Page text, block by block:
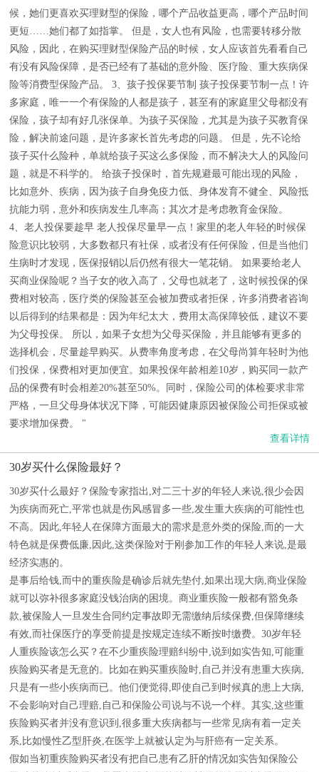
候，她们更喜欢买理财型的保险，哪个产品收益更高，哪个产品时间
更短……她们都了如指掌。 但是，女人也有风险，也需要转移分散
风险，因此，在购买理财型保险产品的时候，女人应该首先看看自己
有没有风险保障，是否已经有了基础的意外险、医疗险、重大疾病保
险等消费型保险产品。 3、孩子投保要节制 孩子投保要节制一点！许
多家庭，唯一一个有保险的人都是孩子，甚至有的家庭里父母都没有
保险，孩子却有好几张保单。为孩子买保险，尤其是为孩子买教育保
险，解决前途问题，是许多家长首先考虑的问题。 但是，先不论给
孩子买什么险种，单就给孩子买这么多保险，而不解决大人的风险问
题，就是不科学的。 给孩子投保时，首先规避最可能出现的风险，
比如意外、疾病，因为孩子自身免疫力低、身体发育不健全、风险抵
抗能力弱，意外和疾病发生几率高；其次才是考虑教育金保险。
4、老人投保要趁早 老人投保尽量早一点！家里的老人年轻的时候保
险意识比较弱，大多数都只有社保，或者没有任何保险，但是当他们
生病时才发现，医保报销以后仍然有很大一笔花销。 如果要给老人
买商业保险呢？当子女的收入高了，父母也就老了，这时候投保的保
费相对较高，医疗类的保险甚至会被加费或者拒保，许多消费者咨询
以后得到的结果都是：因为年纪太大，费用太高保障较低，建议不要
为父母投保。 所以，如果子女想为父母买保险，并且能够有更多的
选择机会，尽量趁早购买。从费率角度考虑，在父母尚算年轻时为他
们投保，保费相对更加便宜。如果投保年龄相差10岁，购买同一款产
品的保费有时会相差20%甚至50%。同时，保险公司的体检要求非常
严格，一旦父母身体状况下降，可能因健康原因被保险公司拒保或被
要求增加保费。 "
查看详情
30岁买什么保险最好？
30岁买什么最好？保险专家指出,对二三十岁的年轻人来说,很少会因
为疾病而死亡,平常也就是伤风感冒多一些,发生重大疾病的可能性也
不高。因此,年轻人在保障方面最大的需求是意外类的保险,而的一大
特色就是保费低廉,因此,这类保险对于刚参加工作的年轻人来说,是最
经济实惠的。
是事后给钱,而中的重疾险是确诊后就先垫付,如果出现大病,商业保险
就可以弥补很多家庭没钱治病的困境。商业重疾险一般都有豁免条
款,被保险人一旦发生合同约定事故即无需缴纳后续保费,但保障继续
有效,而社保医疗的享受前提是按规定连续不断按时缴费。30岁年轻
人重疾险该怎么买？在不少重疾险理赔纠纷中,说到如实告知,可能重
疾险购买者是无意的。比如在购买重疾险时,自己并没有患重大疾病,
只是有一些小疾病而已。他们便觉得,即使自己到时候真的患上大病,
不会影响对自己理赔,自己和保险公司说与不说一个样。其实,这些重
疾险购买者并没有意识到,很多重大疾病都与一些常见病有着一定关
系,比如慢性乙型肝炎,在医学上就被认定为与肝癌有一定关系。
假如当初重疾险购买者没有把自己患有乙肝的情况如实告知保险公